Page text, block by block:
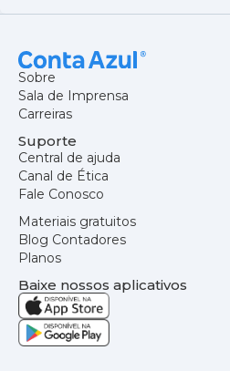
Sobre
Sala de Imprensa
Carreiras
Suporte
Central de ajuda
Canal de Ética
Fale Conosco
Materiais gratuitos
Blog Contadores
Planos
Baixe nossos aplicativos